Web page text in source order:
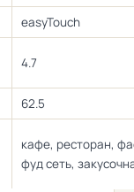
easyTouch
4.7
62.5
кафе, ресторан,
фуд сеть,